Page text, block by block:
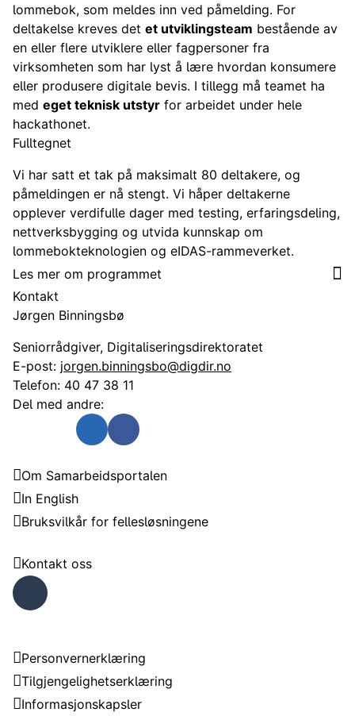
lommebok, som meldes inn ved påmelding. For
deltakelse kreves det et utviklingsteam bestående av
en eller flere utviklere eller fagpersoner fra
virksomheten som har lyst å lære hvordan konsumere
eller produsere digitale bevis. I tillegg må teamet ha
med eget teknisk utstyr for arbeidet under hele
hackathonet.
Fulltegnet
Vi har satt et tak på maksimalt 80 deltakere, og
påmeldingen er nå stengt. Vi håper deltakerne
opplever verdifulle dager med testing, erfaringsdeling,
nettverksbygging og utvida kunnskap om
lommebokteknologien og eIDAS-rammeverket.
Les mer om programmet
Kontakt
Jørgen Binningsbø
Seniorrådgiver, Digitaliseringsdirektoratet
E-post: jorgen.binningsbo@digdir.no
Telefon: 40 47 38 11
Del med andre:
Send som e-post
Del på TwitterDel på Linkedin
Del på Facebook
Om Samarbeidsportalen
In English
Bruksvilkår for fellesløsningene
Kontakt oss
Faceb
Personvernerklæring
Tilgjengelighetserklæring
Informasjonskapsler